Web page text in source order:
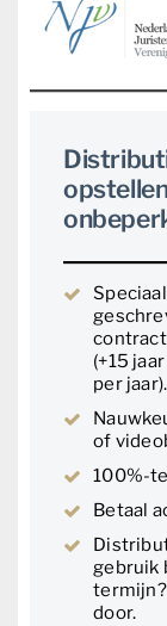
(+15
per jaar).
of
100%-
Betaal
gebruik
door.